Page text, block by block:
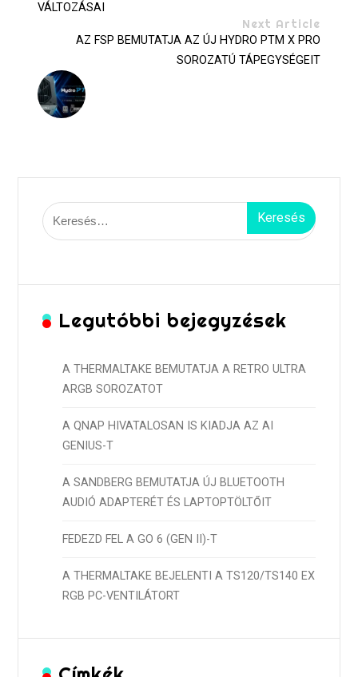
VÁLTOZÁSAI
Next Article
AZ FSP BEMUTATJA AZ ÚJ HYDRO PTM X PRO
SOROZATÚ TÁPEGYSÉGEIT
Keresés:
Legutóbbi bejegyzések
A THERMALTAKE BEMUTATJA A RETRO ULTRA
ARGB SOROZATOT
A QNAP HIVATALOSAN IS KIADJA AZ AI
GENIUS-T
A SANDBERG BEMUTATJA ÚJ BLUETOOTH
AUDIÓ ADAPTERÉT ÉS LAPTOPTÖLTŐIT
FEDEZD FEL A GO 6 (GEN II)-T
A THERMALTAKE BEJELENTI A TS120/TS140 EX
RGB PC-VENTILÁTORT